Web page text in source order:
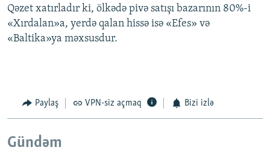
Qəzet xatırladır ki, ölkədə pivə satışı bazarının 80%-i
«Xırdalan»a, yerdə qalan hissə isə «Efes» və
«Baltika»ya məxsusdur.
Paylaş VPN-siz açmaq Bizi izlə
Gündəm